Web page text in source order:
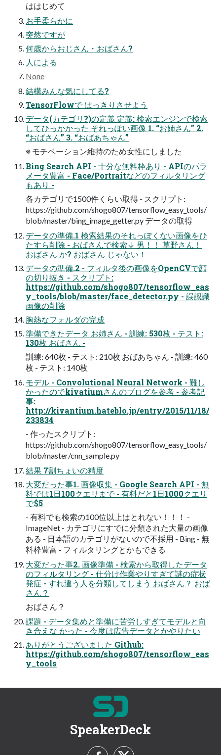
ははじめて
お手柔らかに
突然ですが
何歳からおじさん・おばさん?
人による
None
結構みんな気にしてる?
TensorFlowで はっきりさせよう
データ(カテゴリ?)の定義 定義: 検索エンジンで検索
してひっかかった それっぽい画像 1. “お姉さん” 2.
“おばさん” 3. “おばあちゃん”
※ モチベーション維持のため女性にしました
Bing Search API - 十分な無料枠あり - APIのパラ
メータ豊富 - Face/Portraitなどのフィルタリング
もあり -
各カテゴリで1500件くらい取得 - スクリプト:
https://github.com/shogo807/tensorflow_easy_tools/
blob/master/bing_image_getter.py データの取得
データの準備.1 検索結果のそれっぽくない画像をひ
たすら削除 - おばさんで検索↓ 男！！ 草野さん！
おばさん か? おばさん じゃない！
データの準備.2 - フィルタ後の画像をOpenCVで顔
の切り抜き - スクリプト:
https://github.com/shogo807/tensorflow_eas
y_tools/blob/master/face_detector.py - 誤認識
画像の削除
胸熱なフォルダの完成
準備できたデータ お姉さん - 訓練: 530枚 - テスト:
130枚 おばさん -
訓練: 640枚 - テスト: 210枚 おばあちゃん - 訓練: 460
枚 - テスト: 140枚
モデル - Convolutional Neural Network - 難し
かったのでkivatiumさんのブログを参考 - 参考記
事:
http://kivantium.hateblo.jp/entry/2015/11/18/
233834
- 作ったスクリプト:
https://github.com/shogo807/tensorflow_easy_tools/
blob/master/cnn_sample.py
結果 7割ちょいの精度
大変だった事1. 画像収集 - Google Search API - 無
料では1日100クエリまで - 有料だと1日1000クエリ
で$5
- 有料でも検索の100位以上はとれない！！！ -
ImageNet - カテゴリにすでに分類された大量の画像
ある - 日本語のカテゴリがないので不採用 - Bing - 無
料枠豊富 - フィルタリングとかもできる
大変だった事2. 画像準備 - 検索から取得したデータ
のフィルタリング - 仕分け作業やりすぎて謎の症状
発症 - すれ違う人を分類してしまう おばさん？ おば
さん？
おばさん？
課題 - データ集めと準備に苦労しすぎてモデルと向
き合えな かった - 今度は広告データとかやりたい
ありがとうございました Github:
https://github.com/shogo807/tensorflow_eas
y_tools
SpeakerDeck